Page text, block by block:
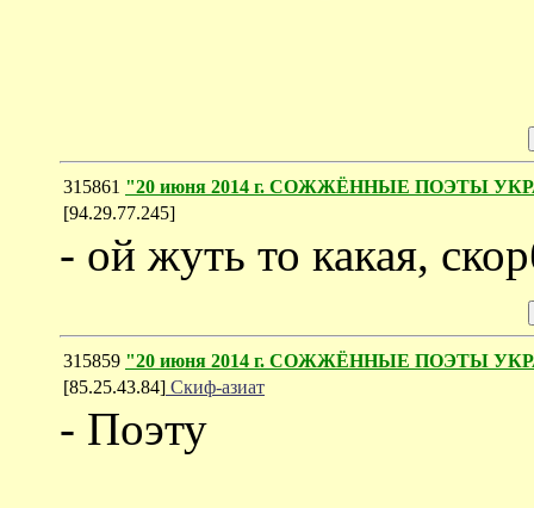
315861 "20 июня 2014 г. СОЖЖЁННЫЕ ПОЭТЫ
[94.29.77.245]
- ой жуть то какая,
315859 "20 июня 2014 г. СОЖЖЁННЫЕ ПОЭТЫ
[85.25.43.84] Скиф-азиат
- Поэту